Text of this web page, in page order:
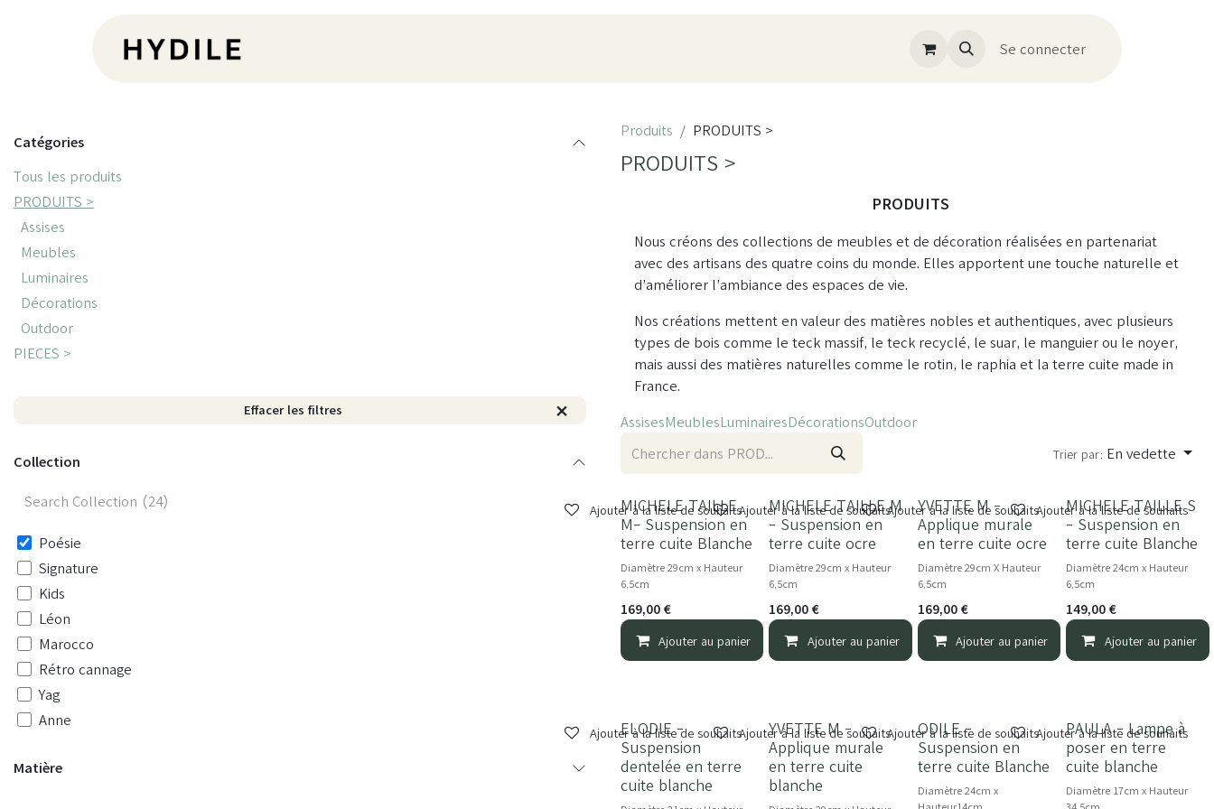
Se connecter
Catégories
Tous les produits
PRODUITS >
Assises
Meubles
Luminaires
Décorations
Outdoor
PIECES >
Effacer les filtres
Collection
Poésie
Signature
Kids
Léon
Marocco
Rétro cannage
Yag
Anne
Rétro
Matière
Produits PRODUITS >
PRODUITS >
PRODUITS
Nous créons des collections de meubles et de décoration réalisées en partenariat
avec des artisans des quatre coins du monde. Elles apportent une touche naturelle et
d’améliorer l’ambiance des espaces de vie.
Nos créations mettent en valeur des matières nobles et authentiques, avec plusieurs
types de bois comme le teck massif, le teck recyclé, le suar, le manguier ou le noyer,
mais aussi des matières naturelles comme le rotin, le raphia et la terre cuite made in
France.
AssisesMeublesLuminairesDécorationsOutdoor
Trier par: En vedette
MICHELE TAILLE
M- Suspension en
terre cuite Blanche
Diamètre 29cm x Hauteur
6,5cm
169,00 €
Ajouter au panier
Ajouter à la liste de souhaits
MICHELE TAILLE M
- Suspension en
terre cuite ocre
Diamètre 29cm x Hauteur
6,5cm
169,00 €
Ajouter au panier
Ajouter à la liste de souhaits
YVETTE M -
Applique murale
en terre cuite ocre
Diamètre 29cm X Hauteur
6,5cm
169,00€
Ajouter au panier
Ajouter à la liste de souhaits
MICHELE TAILLE S
- Suspension en
terre cuite Blanche
Diamètre 24cm x Hauteur
6,5cm
149,00 €
Ajouter au panier
Ajouter à la liste de souhaits
ELODIE -
Suspension
dentelée en terre
cuite blanche
Ajouter à la liste de souhaits
YVETTE M -
Applique murale
en terre cuite
blanche
Ajouter à la liste de souhaits
ODILE -
Suspension en
terre cuite Blanche
Diamètre 24cm x
Ajouter à la liste de souhaits NOUVEAU
PAULA - Lampe à
poser en terre
cuite blanche
Diamètre 17cm x Hauteur
Ajouter à la liste de souhaits